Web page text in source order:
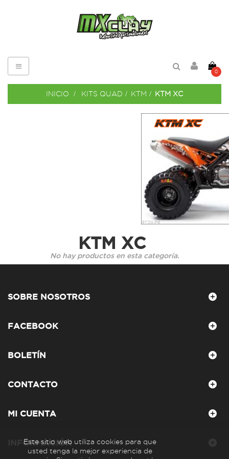
Navegación
de
palanca
0
INICIO > KITS QUAD > KTM > KTM XC
KTM XC
No hay productos en esta categoría.
SOBRE NOSOTROS
FACEBOOK
BOLETÍN
CONTACTO
MI CUENTA
INFORMACIÓN
Este sitio web utiliza cookies para que
usted tenga la mejor experiencia de